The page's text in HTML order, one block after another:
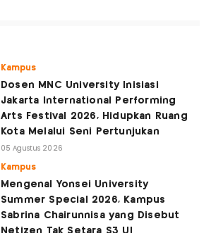
Kampus
Dosen MNC University Inisiasi
Jakarta International Performing
Arts Festival 2026, Hidupkan Ruang
Kota Melalui Seni Pertunjukan
05 Agustus 2026
Kampus
Mengenal Yonsei University
Summer Special 2026, Kampus
Sabrina Chairunnisa yang Disebut
Netizen Tak Setara S3 UI